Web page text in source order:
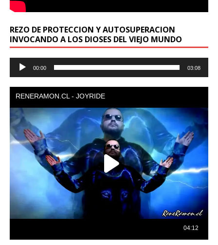
REZO DE PROTECCION Y AUTOSUPERACION
INVOCANDO A LOS DIOSES DEL VIEJO MUNDO
Reproductor
00:00 03:08